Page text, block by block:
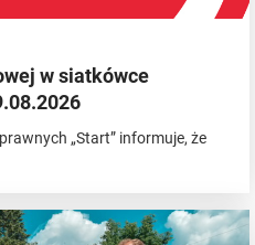
w siatkówce
„Start” informuje, że